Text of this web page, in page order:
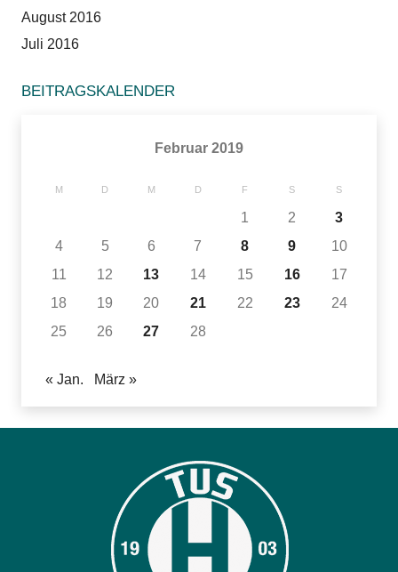
August 2016
Juli 2016
BEITRAGSKALENDER
Februar 2019
M D M D F S S
1 2
3
4
5 6 7 8 9
10
11
12 13 14 15 16
17
18
19 20 21 22 23
24
25
26 27 28
« Jan. März »